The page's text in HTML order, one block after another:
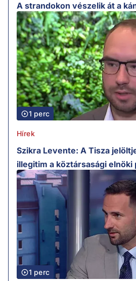
A strandokon vészelik át a
1 perc
Hírek
Szikra Levente: A Tisza
illegitim a köztársasági elnöki
1 perc